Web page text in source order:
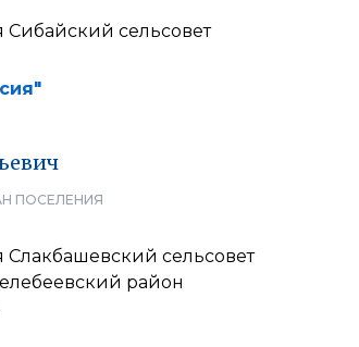
Сибайский сельсовет
ПОСЕЛЕНИЯ
Слакбашевский сельсовет
район